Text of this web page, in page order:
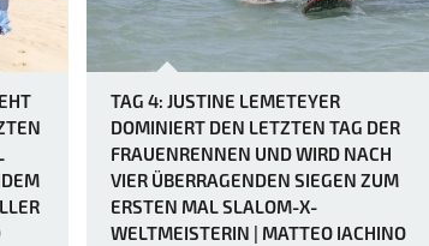
TAG 4: JUSTINE LEMETEYER
DOMINIERT DEN LETZTEN TAG DER
FRAUENRENNEN UND WIRD NACH
VIER ÜBERRAGENDEN SIEGEN ZUM
ERSTEN MAL SLALOM-X-
WELTMEISTERIN | MATTEO IACHINO